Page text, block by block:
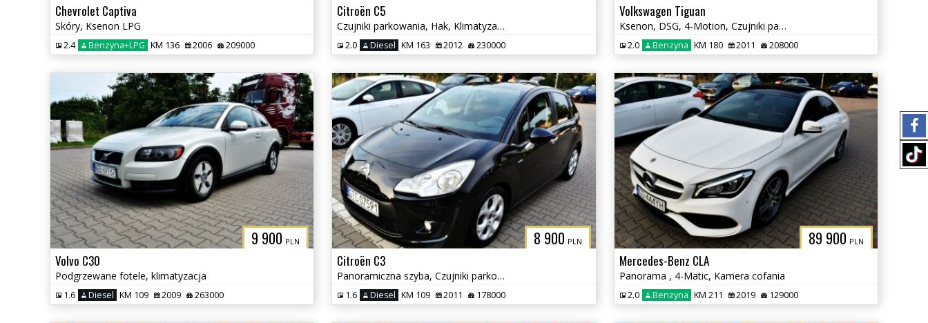
Chevrolet Captiva
Skóry, Ksenon LPG
2.4 Benzyna+LPG KM 136 2006 209000
Citroën C5
Czujniki parkowania, Hak, Klimatyzacja
2.0 Diesel KM 163 2012 230000
Volkswagen Tiguan
Ksenon, DSG, 4-Motion, Czujniki parkowania tył, Klimatyzacja, Hak
2.0 Benzyna KM 180 2011 208000
9 900 PLN
Volvo C30
Podgrzewane fotele, klimatyzacja
1.6 Diesel KM 109 2009 263000
8 900 PLN
Citroën C3
Panoramiczna szyba, Czujniki parkowania, Klimatyzacja
1.6 Diesel KM 109 2011 178000
89 900 PLN
Mercedes-Benz CLA
Panorama , 4-Matic, Kamera cofania
2.0 Benzyna KM 211 2019 129000